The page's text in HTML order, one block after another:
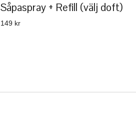
Såpaspray + Refill (välj doft)
149 kr